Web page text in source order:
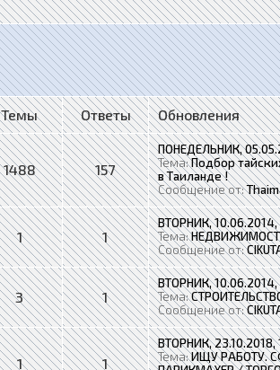
Темы Ответы Обновления
1488 157
ПОНЕДЕЛЬНИК,
Тема:Подбор
в Таиланде !
Сообщение от:
1 1
ВТОРНИК,
Тема:
Сообщение от:
3 1
ВТОРНИК, 10.06.2014,
Тема:
Сообщение от:
1 1
ВТОРНИК, 23.10.2018,
Тема:ИЩУ РАБОТУ.